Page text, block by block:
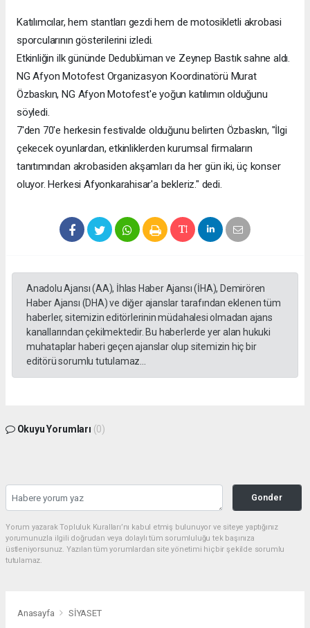
Katılımcılar, hem stantları gezdi hem de motosikletli akrobasi
sporcularının gösterilerini izledi.
Etkinliğin ilk gününde Dedublüman ve Zeynep Bastık sahne aldı.
NG Afyon Motofest Organizasyon Koordinatörü Murat
Özbaskın, NG Afyon Motofest'e yoğun katılımın olduğunu
söyledi.
7'den 70'e herkesin festivalde olduğunu belirten Özbaskın, "İlgi
çekecek oyunlardan, etkinliklerden kurumsal firmaların
tanıtımından akrobasiden akşamları da her gün iki, üç konser
oluyor. Herkesi Afyonkarahisar'a bekleriz." dedi.
Anadolu Ajansı (AA), İhlas Haber Ajansı (İHA), Demirören
Haber Ajansı (DHA) ve diğer ajanslar tarafından eklenen tüm
haberler, sitemizin editörlerinin müdahalesi olmadan ajans
kanallarından çekilmektedir. Bu haberlerde yer alan hukuki
muhataplar haberi geçen ajanslar olup sitemizin hiç bir
editörü sorumlu tutulamaz...
Okuyu Yorumları (0)
Gonder
Yorum yazarak Topluluk Kuralları’nı kabul etmiş bulunuyor ve siteye yaptığınız
yorumunuzla ilgili doğrudan veya dolaylı tüm sorumluluğu tek başınıza
üstleniyorsunuz. Yazılan tüm yorumlardan site yönetimi hiçbir şekilde sorumlu
tutulamaz.
Anasayfa SİYASET